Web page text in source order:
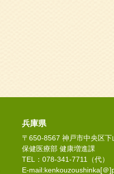
兵庫県
〒650-8567 神戸市中央区下
保健医療部 健康増進課
TEL：078-341-7711（代）
E-mail:kenkouzoushinka[＠